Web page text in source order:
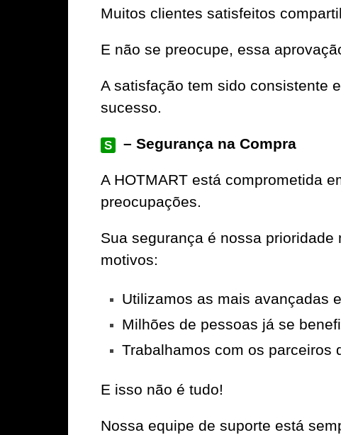
Muitos clientes satisfeitos
E não se preocupe, essa
A satisfação tem sido consistente
sucesso.
S – Segurança na Compra
A HOTMART está comprometida
preocupações.
Sua segurança é nossa
motivos:
Utilizamos as mais avançadas
Milhões de pessoas já se
Trabalhamos com os parceiros
E isso não é tudo!
Nossa equipe de suporte está